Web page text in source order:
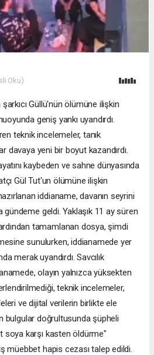
Oku)
Güllü'nün ölümüne ilişkin
geniş yankı uyandırdı.
teknik incelemeler, tanık
davaya yeni bir boyut kazandırdı.
kaybeden ve sahne dünyasında
Gül Tut'un ölümüne ilişkin
iddianame, davanın seyrini
gündeme geldi. Yaklaşık 11 ay süren
tamamlanan dosya, şimdi
sunulurken, iddianamede yer
merak uyandırdı. Savcılık
olayın yalnızca yüksekten
teknik incelemeler,
ve dijital verilerin birlikte ele
bulgular doğrultusunda şüpheli
soya karşı kasten öldürme"
müebbet hapis cezası talep edildi.